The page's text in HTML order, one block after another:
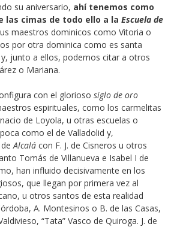
su aniversario, ahí tenemos como
las cimas de todo ello a la Escuela de
maestros dominicos como Vitoria o
por otra dominica como es santa
y, junto a ellos, podemos citar a otros
o Mariana.
con el glorioso siglo de oro
espirituales, como los carmelitas
de Loyola, u otras escuelas o
como el de Valladolid y,
deAlcalá con F. J. de Cisneros u otros
Tomás de Villanueva e Isabel I de
han influido decisivamente en los
que llegan por primera vez al
u otros santos de esta realidad
A. Montesinos o B. de las Casas,
“Tata” Vasco de Quiroga. J. de